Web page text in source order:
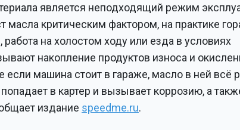
является неподходящий режим
масла критическим фактором, на практике
на холостом ходу или езда в условиях
накопление продуктов износа и
машина стоит в гараже, масло в ней всё
в картер и вызывает коррозию, а
издание speedme.ru.